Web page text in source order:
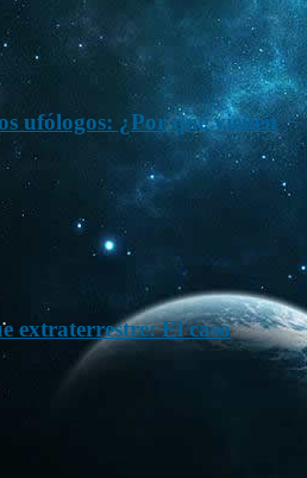
ufólogos: ¿Por qué vienen
extraterrestre: El caso